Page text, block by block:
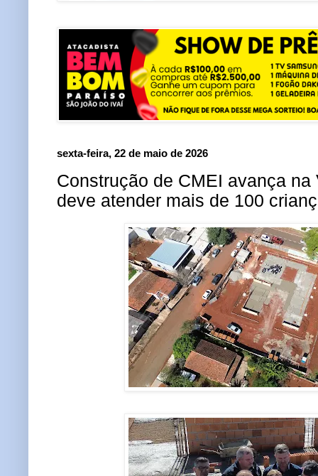
sexta-feira, 22 de maio de 2026
Construção de CMEI avança
deve atender mais de 100